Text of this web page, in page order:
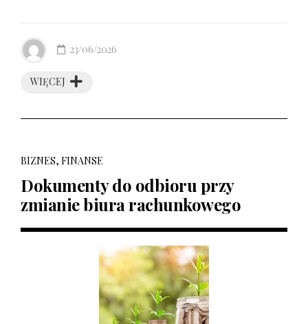
WIĘCEJ
23/06/2026
BIZNES, FINANSE
Dokumenty do odbioru przy
zmianie biura rachunkowego